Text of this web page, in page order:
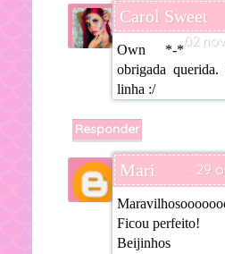
Carol Sweet
02
Own *-*
obrigada
linha :/
Responder
Mari 29
Ficou perfeito!
Beijinhos